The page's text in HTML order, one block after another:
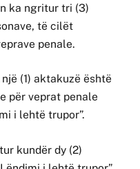
ka ngritur tri (3)
të cilët
penale.
(1) aktakuzë është
për veprat penale
i lehtë trupor”.
kundër dy (2)